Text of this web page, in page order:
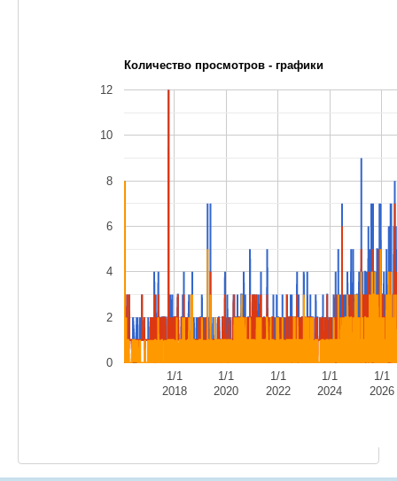
Количество просмотров - графики
1/1
2018
1/1
2020
1/1
2022
1/1
2024
1/1
2026
0
2
4
6
8
10
12